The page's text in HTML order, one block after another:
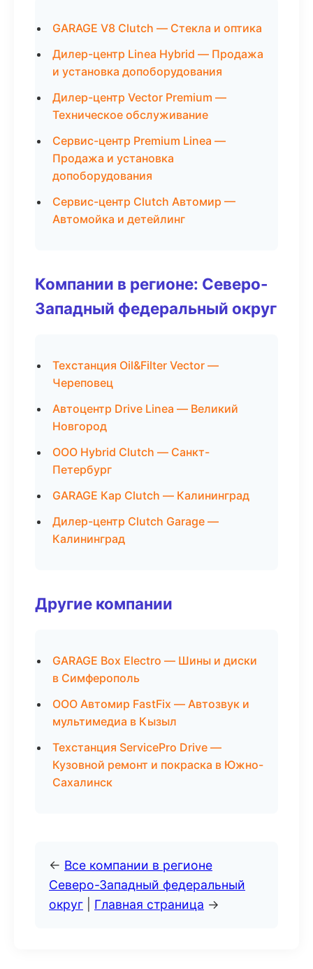
GARAGE V8 Clutch — Стекла и оптика
Дилер-центр Linea Hybrid — Продажа
и установка допоборудования
Дилер-центр Vector Premium —
Техническое обслуживание
Сервис-центр Premium Linea —
Продажа и установка
допоборудования
Сервис-центр Clutch Автомир —
Автомойка и детейлинг
Компании в регионе: Северо-
Западный федеральный округ
Техстанция Oil&Filter Vector —
Череповец
Автоцентр Drive Linea — Великий
Новгород
ООО Hybrid Clutch — Санкт-
Петербург
GARAGE Кар Clutch — Калининград
Дилер-центр Clutch Garage —
Калининград
Другие компании
GARAGE Box Electro — Шины и диски
в Симферополь
ООО Автомир FastFix — Автозвук и
мультимедиа в Кызыл
Техстанция ServicePro Drive —
Кузовной ремонт и покраска в Южно-
Сахалинск
← Все компании в регионе
Северо-Западный федеральный
округ
Главная страница →